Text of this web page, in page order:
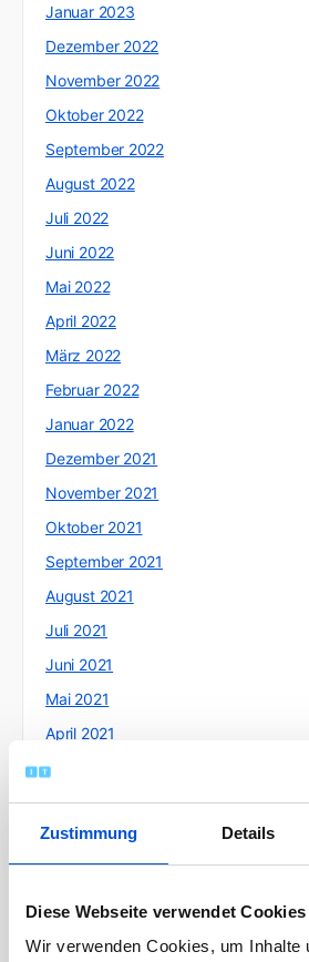
Zustimmung Details
Diese Webseite verwendet Cookies
Wir verwenden Cookies, um Inhalte
Januar 2023
Dezember 2022
November 2022
Oktober 2022
September 2022
August 2022
Juli 2022
Juni 2022
Mai 2022
April 2022
März 2022
Februar 2022
Januar 2022
Dezember 2021
November 2021
Oktober 2021
September 2021
August 2021
Juli 2021
Juni 2021
Mai 2021
April 2021
März 2021
Februar 2021
Januar 2021
Dezember 2020
November 2020
Oktober 2020